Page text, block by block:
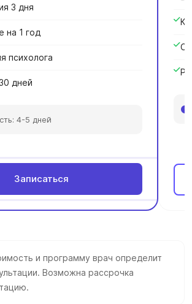
3 дня
на 1 год
психолога
дней
4-5 дней
Записаться
и программу врач определит
Возможна рассрочка